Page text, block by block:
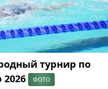
турнир по
ФОТО